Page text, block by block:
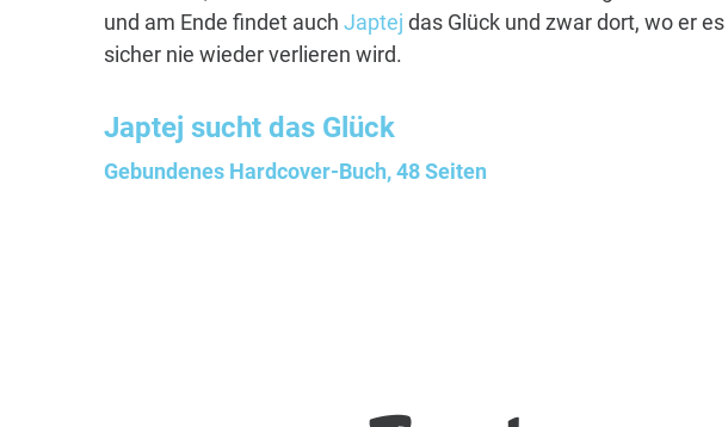
und am Ende findet auch Japtej das Glück und zwar dort, wo er
sicher nie wieder verlieren wird.
Japtej sucht das Glück
Gebundenes Hardcover-Buch, 48 Seiten